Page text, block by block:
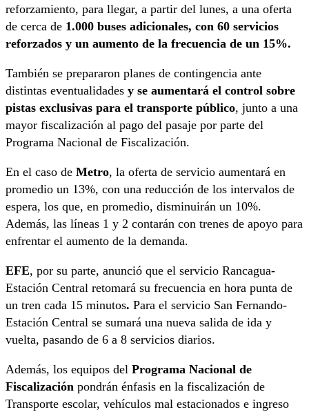
reforzamiento, para llegar, a partir del lunes, a una oferta
de cerca de 1.000 buses adicionales, con 60 servicios
reforzados y un aumento de la frecuencia de un 15%.
También se prepararon planes de contingencia ante
distintas eventualidades y se aumentará el control sobre
pistas exclusivas para el transporte público, junto a una
mayor fiscalización al pago del pasaje por parte del
Programa Nacional de Fiscalización.
En el caso de Metro, la oferta de servicio aumentará en
promedio un 13%, con una reducción de los intervalos de
espera, los que, en promedio, disminuirán un 10%.
Además, las líneas 1 y 2 contarán con trenes de apoyo para
enfrentar el aumento de la demanda.
EFE, por su parte, anunció que el servicio Rancagua-
Estación Central retomará su frecuencia en hora punta de
un tren cada 15 minutos. Para el servicio San Fernando-
Estación Central se sumará una nueva salida de ida y
vuelta, pasando de 6 a 8 servicios diarios.
Además, los equipos del Programa Nacional de
Fiscalización pondrán énfasis en la fiscalización de
Transporte escolar, vehículos mal estacionados e ingreso